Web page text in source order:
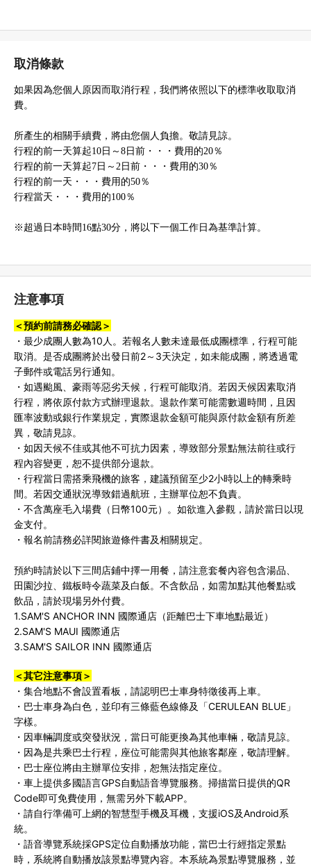
取消條款
如果因為您個人原因而取消行程，我們將依照以下的標準收取取消
費。
所產生的相關手續費，將由您個人負擔。敬請見諒。
行程的前一天算起10日～8日前・・・費用的20％
行程的前一天算起7日～2日前・・・費用的30％
行程的前一天・・・費用的50％
行程當天・・・費用的100％
※超過日本時間16點30分，將以下一個工作日為基準計算。
注意事項
＜預約前請務必確認＞
・最少成團人數為10人。若報名人數未達最低成團標準，行程可能
取消。是否成團將於出發日前2～3天決定，如未能成團，將透過電
子郵件或電話另行通知。
・如遇颱風、豪雨等惡劣天候，行程可能取消。若因天候因素取消
行程，將依原付款方式辦理退款。退款作業可能需數週時間，且因
匯率波動或銀行作業規定，實際退款金額可能與原付款金額有所差
異，敬請見諒。
・如因天候不佳或其他不可抗力因素，導致部分景點無法前往或行
程內容變更，恕不提供部分退款。
・行程當日需搭乘飛機的旅客，建議預留至少2小時以上的轉乘時
間。若因交通狀況導致錯過航班，主辦單位恕不負責。
・不含萬座毛入場費（日幣100元）。如欲進入參觀，請於當日以現
金支付。
・報名前請務必詳閱旅遊條件書及相關規定。
預約時請於以下三間店鋪中擇一用餐，請注意套餐內容包含湯品、
田園沙拉、鐵板時令蔬菜及白飯。 不含飲品，如需加點其他餐點或
飲品，請於現場另外付費。
1.SAM'S ANCHOR INN 國際通店（距離巴士下車地點最近）
2.SAM'S MAUI 國際通店
3.SAM'S SAILOR INN 國際通店
＜其它注意事項＞
・集合地點不會設置看板，請認明巴士車身特徵後再上車。
・巴士車身為白色，並印有三條藍色線條及「CERULEAN BLUE」
字樣。
・因車輛調度或突發狀況，當日可能更換為其他車輛，敬請見諒。
・因為是共乘巴士行程，座位可能需與其他旅客鄰座，敬請理解。
・巴士座位將由主辦單位安排，恕無法指定座位。
・車上提供多國語言GPS自動語音導覽服務。掃描當日提供的QR
Code即可免費使用，無需另外下載APP。
・請自行準備可上網的智慧型手機及耳機，支援iOS及Android系
統。
・語音導覽系統採GPS定位自動播放功能，當巴士行經指定景點
時，系統將自動播放該景點導覽內容。本系統為景點導覽服務，並